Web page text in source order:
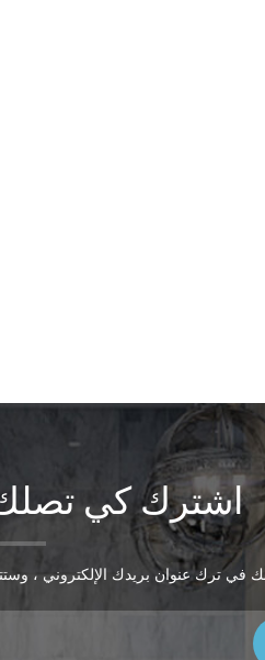
اشترك كي تصلك